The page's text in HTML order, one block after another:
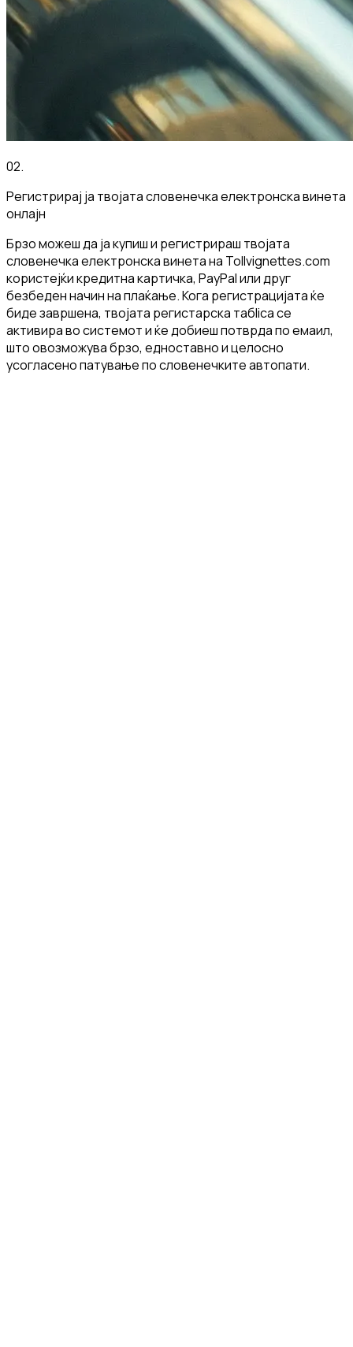
02.
Регистрирај ја твојата словенечка електронска винета
онлајн
Брзо можеш да ја купиш и регистрираш твојата
словенечка електронска винета на Tollvignettes.com
користејќи кредитна картичка, PayPal или друг
безбеден начин на плаќање. Кога регистрацијата ќе
биде завршена, твојата регистарска табlica се
активира во системот и ќе добиеш потврда по емаил,
што овозможува брзо, едноставно и целосно
усогласено патување по словенечките автопати.